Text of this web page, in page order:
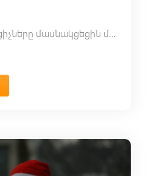
Ռուսաց լեզվի ուսուցիչները մասնակցեցին միջբուհական միջազգային համագումարի